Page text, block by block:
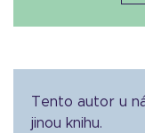
Tento autor u
jinou knihu.